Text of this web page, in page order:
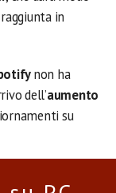
in
non ha
dell’aumento
su